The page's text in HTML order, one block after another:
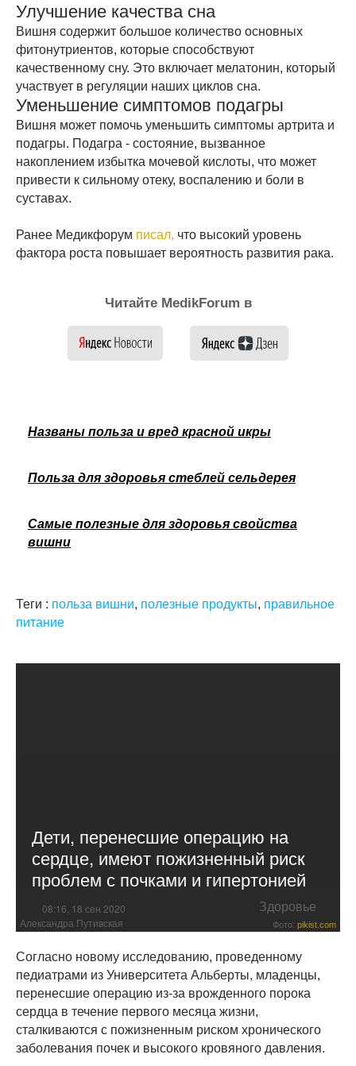
Улучшение качества сна
Вишня содержит большое количество основных
фитонутриентов, которые способствуют
качественному сну. Это включает мелатонин, который
участвует в регуляции наших циклов сна.
Уменьшение симптомов подагры
Вишня может помочь уменьшить симптомы артрита и
подагры. Подагра - состояние, вызванное
накоплением избытка мочевой кислоты, что может
привести к сильному отеку, воспалению и боли в
суставах.
Ранее Медикфорум писал, что высокий уровень
фактора роста повышает вероятность развития рака.
Читайте MedikForum в
Названы польза и вред красной икры
Польза для здоровья стеблей сельдерея
Самые полезные для здоровья свойства
вишни
Теги : польза вишни, полезные продукты, правильное
питание
Дети, перенесшие операцию на
сердце, имеют пожизненный риск
проблем с почками и гипертонией
08:16, 18 сен 2020 Здоровье
Александра Путивская Фото: pikist.com
Согласно новому исследованию, проведенному
педиатрами из Университета Альберты, младенцы,
перенесшие операцию из-за врожденного порока
сердца в течение первого месяца жизни,
сталкиваются с пожизненным риском хронического
заболевания почек и высокого кровяного давления.